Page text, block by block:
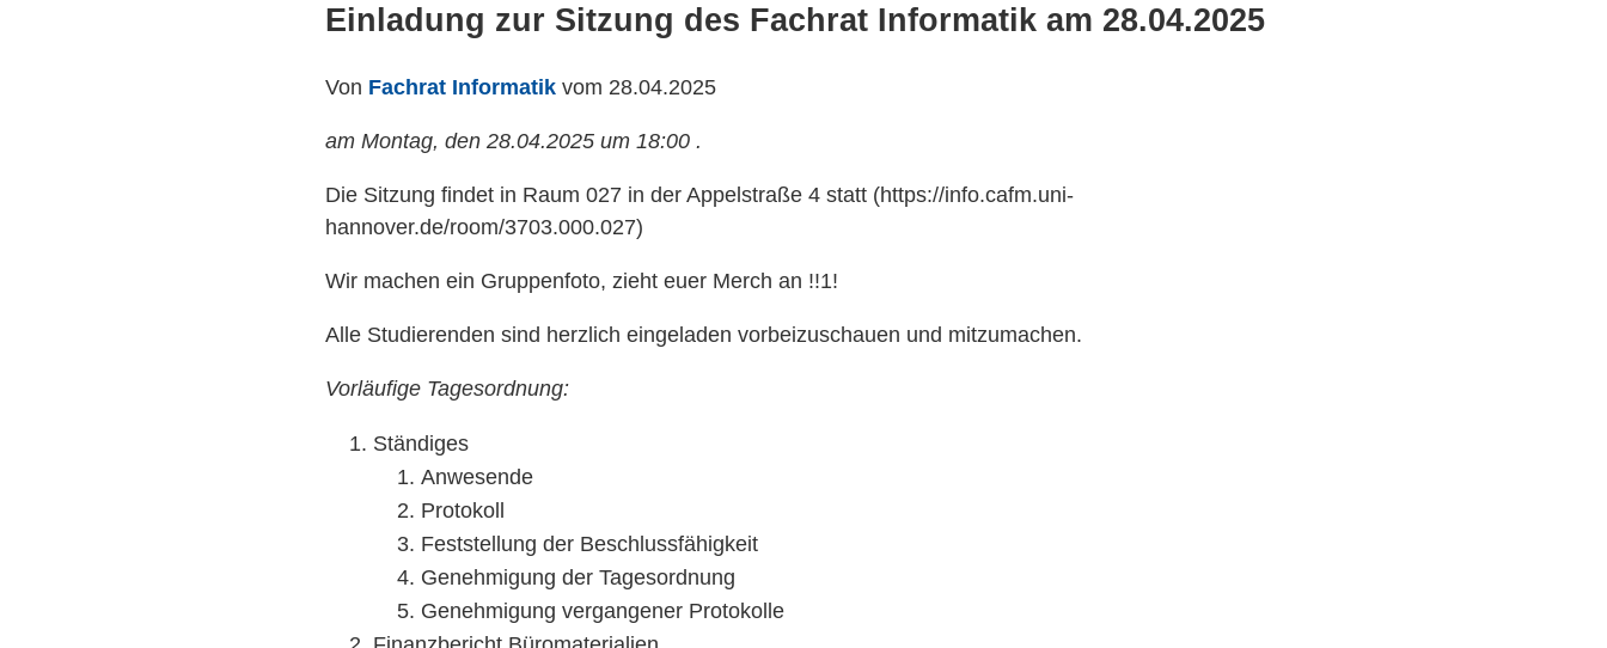
Einladung zur Sitzung des Fachrat Informatik am 28.04.2025
Von Fachrat Informatik vom 28.04.2025
am Montag, den 28.04.2025 um 18:00 .
Die Sitzung findet in Raum 027 in der Appelstraße 4 statt (https://info.cafm.uni-
hannover.de/room/3703.000.027)
Wir machen ein Gruppenfoto, zieht euer Merch an !!1!
Alle Studierenden sind herzlich eingeladen vorbeizuschauen und mitzumachen.
Vorläufige Tagesordnung:
Ständiges
Anwesende
Protokoll
Feststellung der Beschlussfähigkeit
Genehmigung der Tagesordnung
Genehmigung vergangener Protokolle